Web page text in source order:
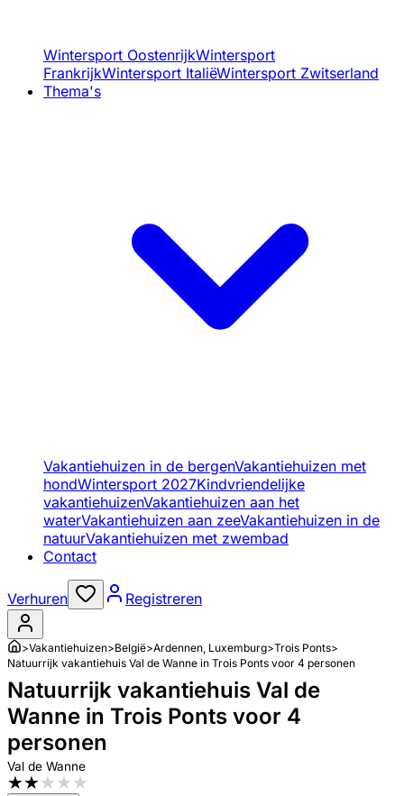
Wintersport OostenrijkWintersport
FrankrijkWintersport ItaliëWintersport Zwitserland
Thema's
Vakantiehuizen in de bergenVakantiehuizen met
hondWintersport 2027Kindvriendelijke
vakantiehuizenVakantiehuizen aan het
waterVakantiehuizen aan zeeVakantiehuizen in de
natuurVakantiehuizen met zwembad
Contact
Verhuren Registreren
>Vakantiehuizen>België>Ardennen, Luxemburg>Trois Ponts>
Natuurrijk vakantiehuis Val de Wanne in Trois Ponts voor 4 personen
Natuurrijk vakantiehuis Val de
Wanne in Trois Ponts voor 4
personen
Val de Wanne
★★★★★